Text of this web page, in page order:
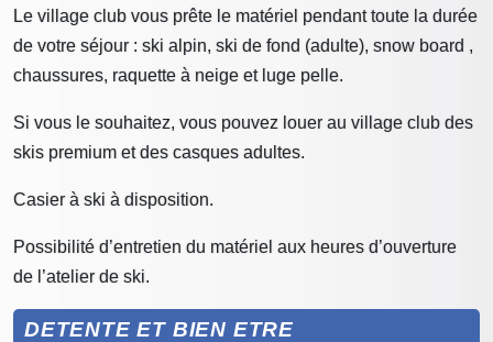
Le village club vous prête le matériel pendant toute la durée
de votre séjour : ski alpin, ski de fond (adulte), snow board ,
chaussures, raquette à neige et luge pelle.
Si vous le souhaitez, vous pouvez louer au village club des
skis premium et des casques adultes.
Casier à ski à disposition.
Possibilité d’entretien du matériel aux heures d’ouverture
de l’atelier de ski.
DETENTE ET BIEN ETRE